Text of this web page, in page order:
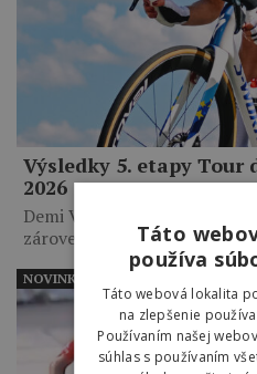
Výsledky 5. etapy Tour
2026
Demi Vollering zvíťazila v
zároveň favoritiek…
NOVINKY
Táto
používa
Táto webová lokalita
na zlepšenie
Používaním našej
súhlas s používaním